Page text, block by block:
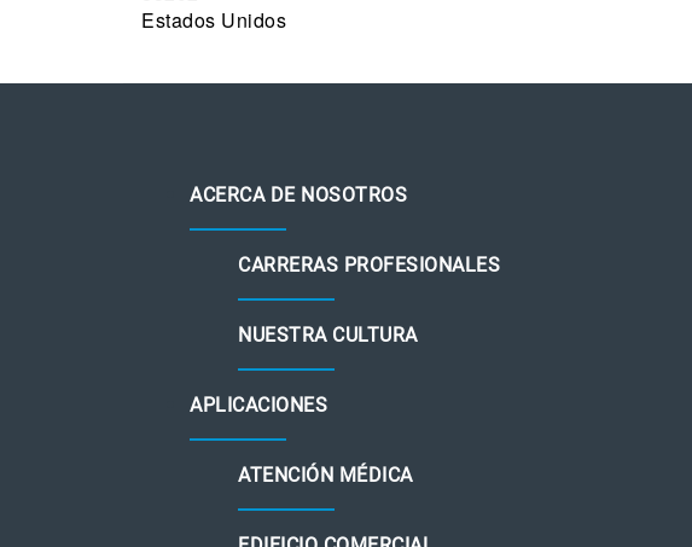
Estados Unidos
ACERCA DE NOSOTROS
CARRERAS PROFESIONALES
NUESTRA CULTURA
APLICACIONES
ATENCIÓN MÉDICA